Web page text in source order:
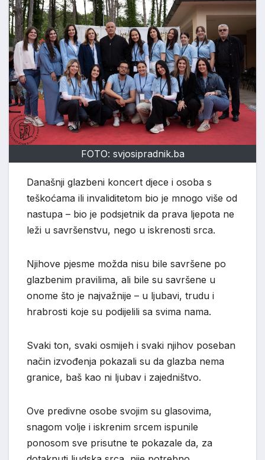
FOTO: svjosipradnik.ba
Današnji glazbeni koncert djece i osoba s
teškoćama ili invaliditetom bio je mnogo više od
nastupa – bio je podsjetnik da prava ljepota ne
leži u savršenstvu, nego u iskrenosti srca.
Njihove pjesme možda nisu bile savršene po
glazbenim pravilima, ali bile su savršene u
onome što je najvažnije – u ljubavi, trudu i
hrabrosti koje su podijelili sa svima nama.
Svaki ton, svaki osmijeh i svaki njihov poseban
način izvođenja pokazali su da glazba nema
granice, baš kao ni ljubav i zajedništvo.
Ove predivne osobe svojim su glasovima,
snagom volje i iskrenim srcem ispunile
ponosom sve prisutne te pokazale da, za